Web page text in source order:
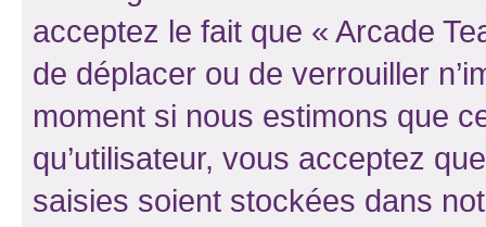
acceptez le fait que « Arcade
de déplacer ou de verrouiller
moment si nous estimons que
qu’utilisateur, vous acceptez
saisies soient stockées dans